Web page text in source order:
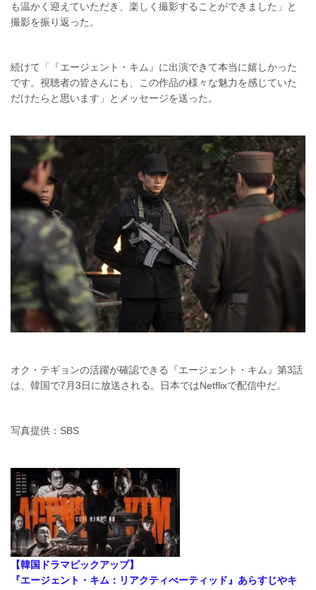
も温かく迎えていただき、楽しく撮影することができました」と
撮影を振り返った。
続けて「『エージェント・キム』に出演できて本当に嬉しかった
です。視聴者の皆さんにも、この作品の様々な魅力を感じていた
だけたらと思います」とメッセージを送った。
オク・テギョンの活躍が確認できる『エージェント・キム』第3話
は、韓国で7月3日に放送される。日本ではNetflixで配信中だ。
写真提供：SBS
【韓国ドラマピックアップ】
『エージェント・キム：リアクティべーティッド』あらすじやキ